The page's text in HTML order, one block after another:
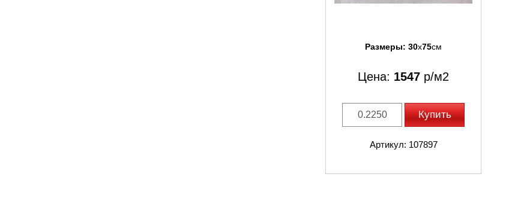
Размеры: 30x75см
Цена: 1547 р/м2
Купить
Артикул: 107897